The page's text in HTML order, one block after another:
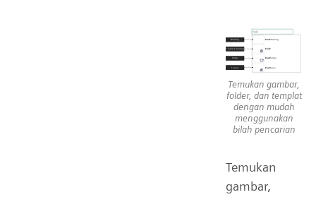
Temukan gambar,
folder, dan templat
dengan mudah
menggunakan
bilah pencarian
Temukan
gambar,